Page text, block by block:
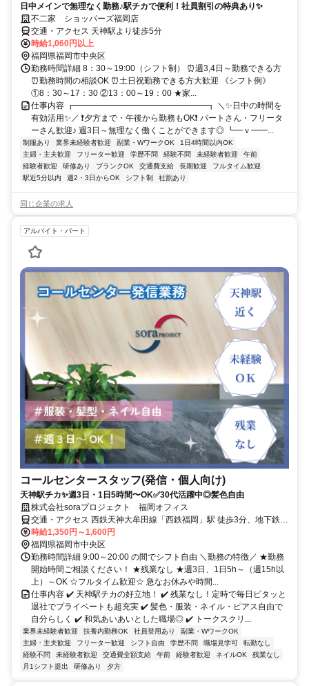
日中メインで無理なく勤務♪駅チカで便利！社員割引の特典あり✨
不二家 ショッパーズ福岡店
交通・アクセス 天神駅より徒歩5分
時給1,060円以上
福岡県福岡市中央区
勤務時間詳細 8：30～19:00（シフト制） ⏰週3,4日～勤務できる方
⏰勤務時間の相談OK ⏰土日祝勤務できる方大歓迎 《シフト例》
①8：30～17：30 ②13：00～19：00 ★家...
仕事内容 ┏━━━━━━━━━━━━━━━━┓ ＼✨日中の時間を
有効活用✨／ ❗夕方まで・午後から勤務もOK❗ パートさん・フリータ
ーさん歓迎♪ 週3日～無理なく働くことができます◎ ┗━ｖ━━...
制服あり 業界未経験者歓迎 副業・WワークOK
1日4時間以内OK
主婦・主夫歓迎
フリーター歓迎 学歴不問 経験不問 未経験者歓迎
午前
経験者歓迎
研修あり ブランクOK 交通費支給 長期歓迎
フルタイム歓迎
駅近5分以内
週2・3日からOK シフト制 社割あり
同じ企業の求人
アルバイト・パート
コールセンタースタッフ(発信・個人向け)
天神駅チカ✨週3日・1日5時間〜OK✅30代活躍中◎髪色自由
株式会社soraプロジェクト 福岡オフィス
交通・アクセス 西鉄天神大牟田線「西鉄福岡」駅 徒歩3分、地下鉄七
隈線「天神南」駅 徒歩5分
時給1,350円～1,600円
福岡県福岡市中央区
勤務時間詳細 9:00～20:00 の間でシフト自由 ＼勤務の特徴／ ★勤務
開始時間ご相談ください！ ★残業なし ★週3日、1日5h～（週15h以
上）～OK ☆フルタイム歓迎☆ 急なお休みや時間...
仕事内容 ✔️ 天神駅チカの好立地！ ✔️ 残業なし！定時で毎日ピタッと
退社でプライベートも超充実 ✔️ 髪色・服装・ネイル・ピアス自由で
自分らしく ✔️ 和気あいあいとした職場◎ ✔️ トークスクリ...
業界未経験者歓迎 扶養内勤務OK 社員登用あり
副業・WワークOK
主婦・主夫歓迎
フリーター歓迎 シフト自由 学歴不問 職場見学可
転勤なし
経験不問
未経験者歓迎 交通費全額支給 午前 経験者歓迎 ネイルOK
残業なし
月1シフト提出
研修あり 夕方